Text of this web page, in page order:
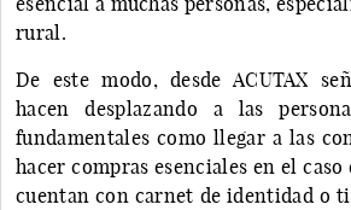
rural.
De este modo, desde ACUTAX
hacen desplazando a las
fundamentales como llegar a las
hacer compras esenciales en el caso
cuentan con carnet de identidad o